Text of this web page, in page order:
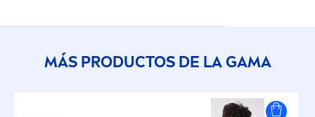
MÁS PRODUCTOS DE LA GAMA